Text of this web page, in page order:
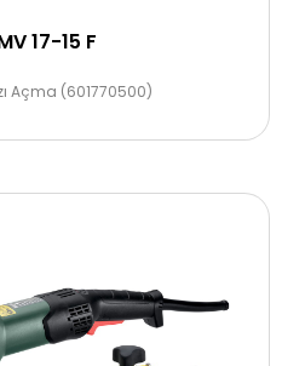
17-15 F
Açma (601770500)